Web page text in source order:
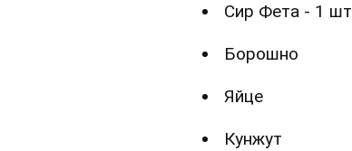
Сир Фета - 1 шт
Борошно
Яйце
Кунжут